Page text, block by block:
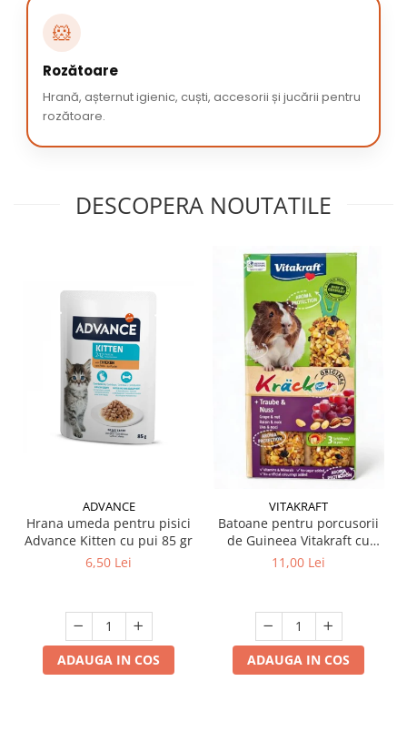
🐹
Rozătoare
Hrană, așternut igienic, cuști, accesorii și jucării pentru
rozătoare.
DESCOPERA NOUTATILE
ADVANCE
Hrana umeda pentru pisici
Advance Kitten cu pui 85 gr
6,50 Lei
ADAUGA IN COS
VITAKRAFT
Batoane pentru porcusorii
de Guineea Vitakraft cu
struguri & nuci 2 buc
11,00 Lei
ADAUGA IN COS